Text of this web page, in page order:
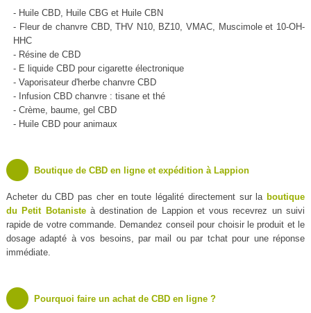
- Huile CBD, Huile CBG et Huile CBN
- Fleur de chanvre CBD, THV N10, BZ10, VMAC, Muscimole et 10-OH-
HHC
- Résine de CBD
- E liquide CBD pour cigarette électronique
- Vaporisateur d'herbe chanvre CBD
- Infusion CBD chanvre : tisane et thé
- Crème, baume, gel CBD
- Huile CBD pour animaux
Boutique de CBD en ligne et expédition à Lappion
Acheter du CBD pas cher en toute légalité directement sur la boutique
du Petit Botanisteà destination de Lappion et vous recevrez un suivi
rapide de votre commande. Demandez conseil pour choisir le produit et le
dosage adapté à vos besoins, par mail ou par tchat pour une réponse
immédiate.
Pourquoi faire un achat de CBD en ligne ?